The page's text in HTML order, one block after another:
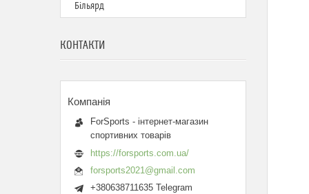
Більярд
КОНТАКТИ
ForSports - інтернет-магазин
спортивних товарів
https://forsports.com.ua/
forsports2021@gmail.com
+380638711635 Telegram